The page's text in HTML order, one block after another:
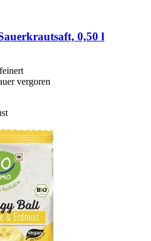
0,50 l
vergoren